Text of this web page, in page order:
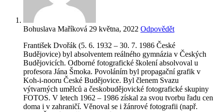
Bohuslava Maříková 29 května, 2022 Odpovědět
František Dvořák (5. 6. 1932 – 30. 7. 1986 České
Budějovice) byl absolventem reálného gymnázia v Českých
Budějovicích. Odborné fotografické školení absolvoval u
profesora Jána Šmoka. Povoláním byl propagační grafik v
Koh-i-nooru České Budějovice. Byl členem Svazu
výtvarných umělců a českobudějovické fotografické skupiny
FOTOS. V letech 1962 – 1986 získal za svou tvorbu řadu cen
doma i v zahraničí. Věnoval se i žánrové fotografii (např.